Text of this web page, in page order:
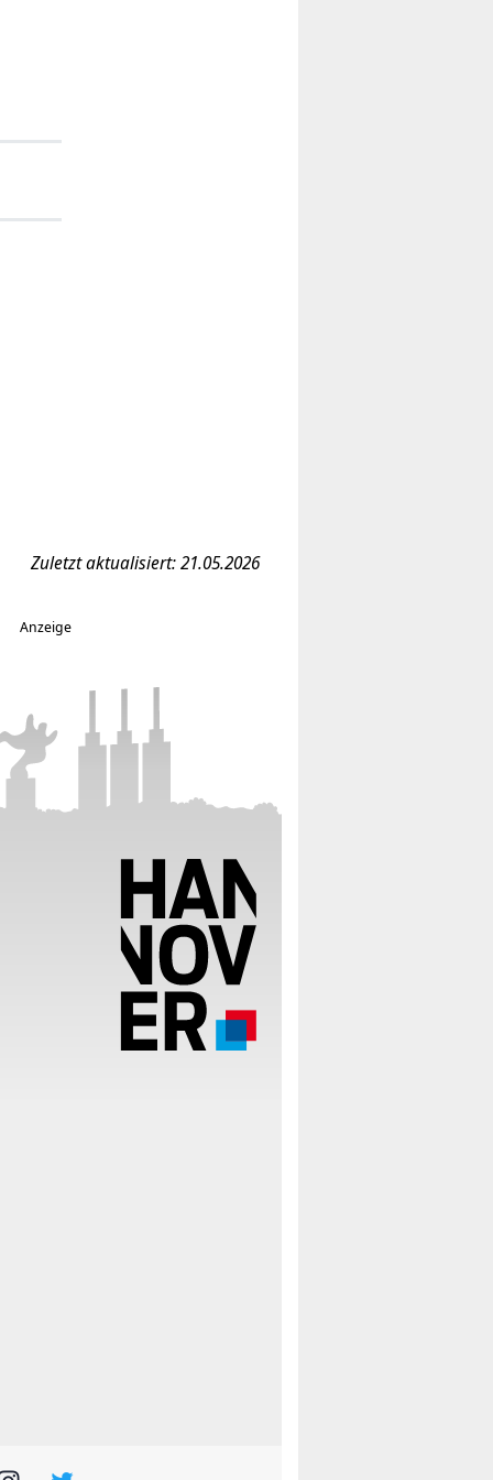
Zuletzt aktualisiert: 21.05.2026
Anzeige